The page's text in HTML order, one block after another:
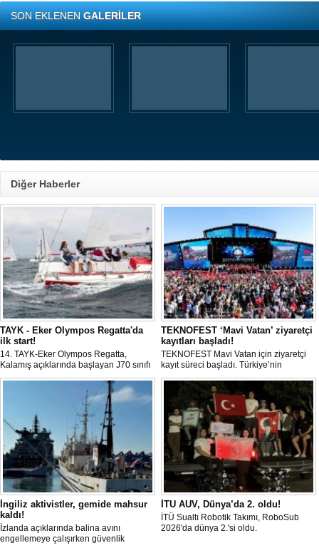
SON EKLENENGALERİLER
Diğer Haberler
TAYK - Eker Olympos Regatta'da
ilk start!
14. TAYK-Eker Olympos Regatta,
Kalamış açıklarında başlayan J70 sınıfı
yarışlarıyla ilk startını verdi. İstanbul'u 10
gün boyunca yelken coşkusuyla
buluşturacak organizasyonun ilk
gününde 9 tekne rüzgârla buluştu.
TEKNOFEST ‘Mavi Vatan’ ziyaretçi
kayıtları başladı!
TEKNOFEST Mavi Vatan için ziyaretçi
kayıt süreci başladı. Türkiye’nin
denizcilik ve savunma teknolojilerine
odaklanan etkinliği, 20-23 Ağustos
tarihleri arasında Gölcük Tersanesi
Komutanlığı’nda gerçekleştirilecek.
İngiliz aktivistler, gemide mahsur
kaldı!
İzlanda açıklarında balina avını
engellemeye çalışırken güvenlik
İTU AUV, Dünya’da 2. oldu!
İTÜ Sualtı Robotik Takımı, RoboSub
2026'da dünya 2.'si oldu.